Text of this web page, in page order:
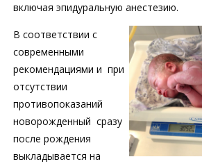
включая эпидуральную анестезию.
В соответствии с
современными
рекомендациями и при
отсутствии
противопоказаний
новорожденный сразу
после рождения
выкладывается на